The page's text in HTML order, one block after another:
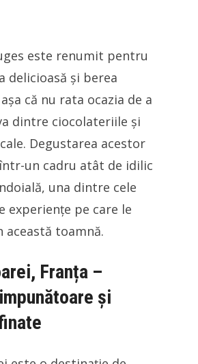
este renumit pentru
delicioasă și berea
că nu rata ocazia de a
dintre ciocolateriile și
Degustarea acestor
un cadru atât de idilic
una dintre cele
experiențe pe care le
această toamnă.
Franța –
și